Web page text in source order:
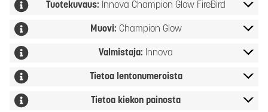
Tuotekuvaus: Innova Champion Glow FireBird
Muovi: Champion Glow
Valmistaja: Innova
Tietoa lentonumeroista
Tietoa kiekon painosta